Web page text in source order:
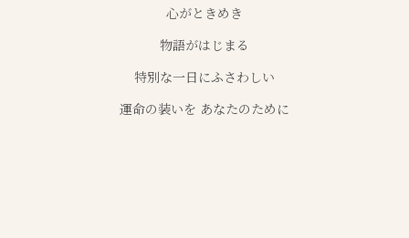
心がときめき
物語がはじまる
特別な一日にふさわしい
運命の装いを あなたのために